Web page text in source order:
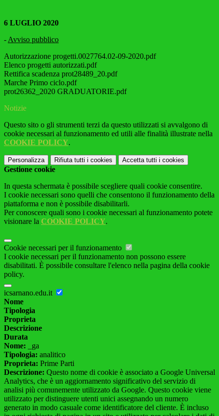
6 LUGLIO 2020
- Avviso pubblico
Autorizzazione progetti.0027764.02-09-2020.pdf
Elenco progetti autorizzati.pdf
Rettifica scadenza prot28489_20.pdf
Marche Primo ciclo.pdf
prot26362_2020 GRADUATORIE.pdf
Notizie
Questo sito o gli strumenti terzi da questo utilizzati si avvalgono di
cookie necessari al funzionamento ed utili alle finalità illustrate nella
COOKIE POLICY.
Personalizza Rifiuta tutti i cookies Accetta tutti i cookies
Gestione cookie
In questa schermata è possibile scegliere quali cookie consentire.
I cookie necessari sono quelli che consentono il funzionamento della
piattaforma e non è possibile disabilitarli.
Per conoscere quali sono i cookie necessari al funzionamento potete
visionare la COOKIE POLICY.
Cookie necessari per il funzionamento
I cookie necessari per il funzionamento non possono essere
disabilitati. È possibile consultare l'elenco nella pagina della cookie
policy.
icsarnano.edu.it
Nome
Tipologia
Proprieta
Descrizione
Durata
Nome: _ga
Tipologia: analitico
Proprieta: Prime Parti
Descrizione: Questo nome di cookie è associato a Google Universal
Analytics, che è un aggiornamento significativo del servizio di
analisi più comunemente utilizzato da Google. Questo cookie viene
utilizzato per distinguere utenti unici assegnando un numero
generato in modo casuale come identificatore del cliente. È incluso